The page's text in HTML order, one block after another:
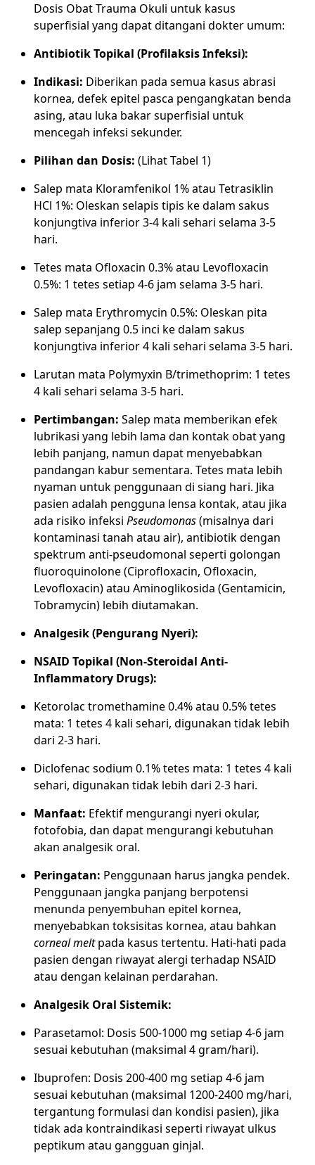
Dosis Obat Trauma Okuli untuk kasus
superfisial yang dapat ditangani dokter umum:
Antibiotik Topikal (Profilaksis Infeksi):
Indikasi: Diberikan pada semua kasus abrasi
kornea, defek epitel pasca pengangkatan benda
asing, atau luka bakar superfisial untuk
mencegah infeksi sekunder.
Pilihan dan Dosis: (Lihat Tabel 1)
Salep mata Kloramfenikol 1% atau Tetrasiklin
HCl 1%: Oleskan selapis tipis ke dalam sakus
konjungtiva inferior 3-4 kali sehari selama 3-5
hari.
Tetes mata Ofloxacin 0.3% atau Levofloxacin
0.5%: 1 tetes setiap 4-6 jam selama 3-5 hari.
Salep mata Erythromycin 0.5%: Oleskan pita
salep sepanjang 0.5 inci ke dalam sakus
konjungtiva inferior 4 kali sehari selama 3-5 hari.
Larutan mata Polymyxin B/trimethoprim: 1 tetes
4 kali sehari selama 3-5 hari.
Pertimbangan: Salep mata memberikan efek
lubrikasi yang lebih lama dan kontak obat yang
lebih panjang, namun dapat menyebabkan
pandangan kabur sementara. Tetes mata lebih
nyaman untuk penggunaan di siang hari. Jika
pasien adalah pengguna lensa kontak, atau jika
ada risiko infeksi Pseudomonas(misalnya dari
kontaminasi tanah atau air), antibiotik dengan
spektrum anti-pseudomonal seperti golongan
fluoroquinolone (Ciprofloxacin, Ofloxacin,
Levofloxacin) atau Aminoglikosida (Gentamicin,
Tobramycin) lebih diutamakan.
Analgesik (Pengurang Nyeri):
NSAID Topikal (Non-Steroidal Anti-
Inflammatory Drugs):
Ketorolac tromethamine 0.4% atau 0.5% tetes
mata: 1 tetes 4 kali sehari, digunakan tidak lebih
dari 2-3 hari.
Diclofenac sodium 0.1% tetes mata: 1 tetes 4 kali
sehari, digunakan tidak lebih dari 2-3 hari.
Manfaat: Efektif mengurangi nyeri okular,
fotofobia, dan dapat mengurangi kebutuhan
akan analgesik oral.
Peringatan: Penggunaan harus jangka pendek.
Penggunaan jangka panjang berpotensi
menunda penyembuhan epitel kornea,
menyebabkan toksisitas kornea, atau bahkan
corneal meltpada kasus tertentu. Hati-hati pada
pasien dengan riwayat alergi terhadap NSAID
atau dengan kelainan perdarahan.
Analgesik Oral Sistemik:
Parasetamol: Dosis 500-1000 mg setiap 4-6 jam
sesuai kebutuhan (maksimal 4 gram/hari).
Ibuprofen: Dosis 200-400 mg setiap 4-6 jam
sesuai kebutuhan (maksimal 1200-2400 mg/hari,
tergantung formulasi dan kondisi pasien), jika
tidak ada kontraindikasi seperti riwayat ulkus
peptikum atau gangguan ginjal.